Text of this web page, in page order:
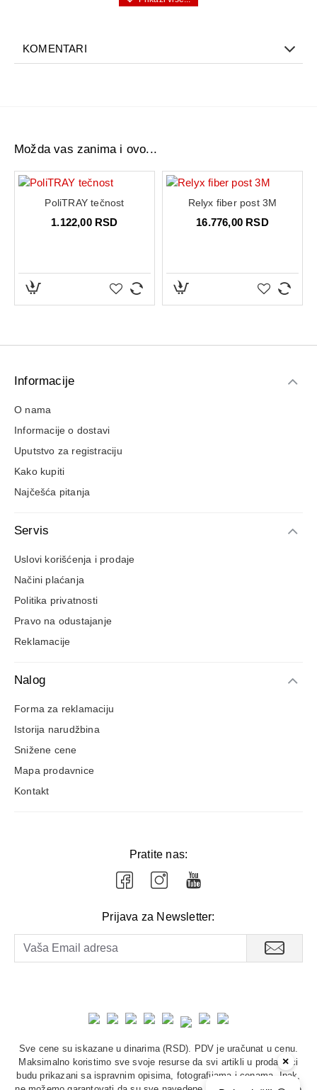
KOMENTARI
Možda vas zanima i ovo...
PoliTRAY tečnost
1.122,00 RSD
Relyx fiber post 3M
16.776,00 RSD
Informacije
O nama
Informacije o dostavi
Uputstvo za registraciju
Kako kupiti
Najčešća pitanja
Servis
Uslovi korišćenja i prodaje
Načini plaćanja
Politika privatnosti
Pravo na odustajanje
Reklamacije
Nalog
Forma za reklamaciju
Istorija narudžbina
Snižene cene
Mapa prodavnice
Kontakt
Pratite nas:
Prijava za Newsletter:
Sve cene su iskazane u dinarima (RSD). PDV je uračunat u cenu.
Maksimalno koristimo sve svoje resurse da svi artikli u prodavnici
budu prikazani sa ispravnim opisima, fotografijama i cenama. Ipak,
×